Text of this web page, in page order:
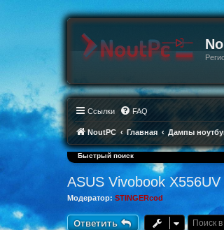
Ссылки FAQ
NoutPC Главная Дампы
Быстрый поиск
ASUS Vivobook X556UV
Модератор: STINGERcod
Ответить